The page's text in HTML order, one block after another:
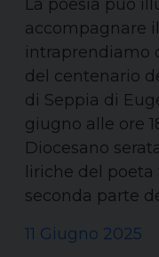
La poesia può
accompagnare
intraprendiamo
del centenario
di Seppia di
giugno alle ore
Diocesano
liriche del poeta
seconda parte
11 Giugno 2025